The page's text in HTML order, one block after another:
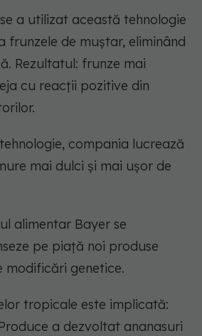
a utilizat această tehnologie
frunzele de muștar, eliminând
Rezultatul: frunze mai
cu reacții pozitive din
compania lucrează
mai dulci și mai ușor de
alimentar Bayer se
pe piață noi produse
modificări genetice.
tropicale este implicată:
a dezvoltat ananasuri